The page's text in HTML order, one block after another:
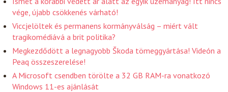
vége, újabb csökkenés várható!
Viccjelöltek és permanens kormányválság – miért vált
tragikomédiává a brit politika?
Megkezdődött a legnagyobb Škoda tömeggyártása! Videón a
Peaq összeszerelése!
A Microsoft csendben törölte a 32 GB RAM-ra vonatkozó
Windows 11-es ajánlását